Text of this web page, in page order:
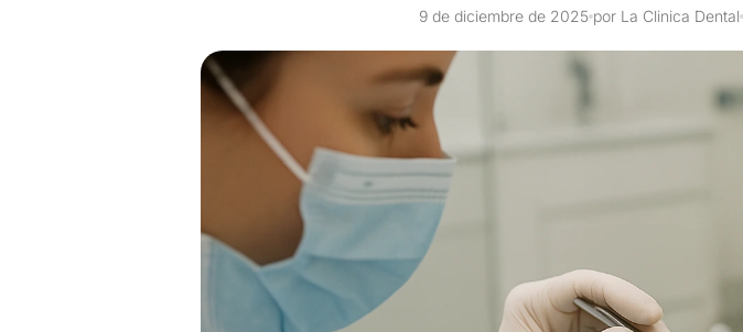
9 de diciembre de 2025 por La Clinica Dental